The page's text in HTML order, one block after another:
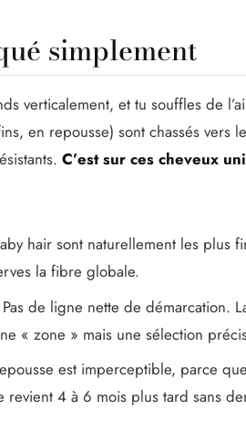
simplement
verticalement, et tu souffles de
en repousse) sont chassés vers
C’est sur ces cheveux
hair sont naturellement les plus
la fibre globale.
Pas de ligne nette de démarcation.
« zone » mais une sélection
est imperceptible, parce
4 à 6 mois plus tard sans